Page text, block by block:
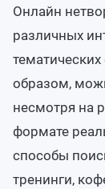
Онлайн
различных
образом,
несмотря на
формате
способы
тренинги,